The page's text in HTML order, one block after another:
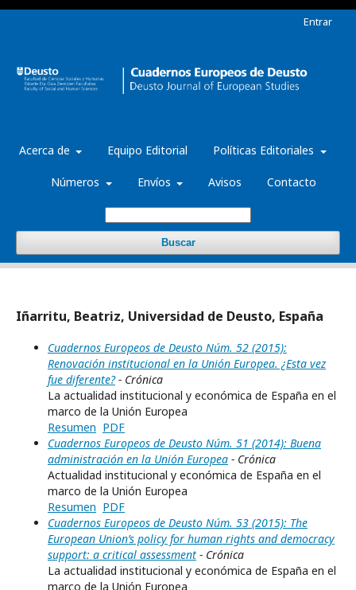
Acerca de Equipo Editorial Políticas Editoriales
Números Envíos Avisos Contacto
Buscar
Entrar
Iñarritu, Beatriz, Universidad de Deusto, España
Cuadernos Europeos de Deusto Núm. 52 (2015):
Renovación institucional en la Unión Europea. ¿Esta vez
fue diferente?- Crónica
La actualidad institucional y económica de España en el
marco de la Unión Europea
Resumen PDF
Cuadernos Europeos de Deusto Núm. 51 (2014): Buena
administración en la Unión Europea - Crónica
Actualidad institucional y económica de España en el
marco de la Unión Europea
Resumen PDF
Cuadernos Europeos de Deusto Núm. 53 (2015): The
European Union’s policy for human rights and democracy
support: a critical assessment - Crónica
La actualidad institucional y económica de España en el
marco de la Unión Europea